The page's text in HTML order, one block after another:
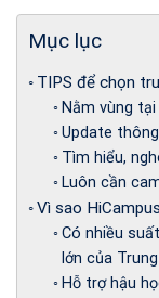
Mục lục
TIPS để chọn
Nằm vùng
Update
Tìm hiểu,
Luôn cần
Vì sao
Có nhiều
lớn của
Hỗ trợ hậu